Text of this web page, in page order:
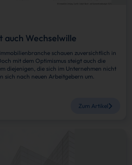
auch Wechselwille
schauen zuversichtlich in
mit dem Optimismus steigt auch die
diejenigen, die sich im Unternehmen nicht
sich nach neuen Arbeitgebern um.
Zum Artikel